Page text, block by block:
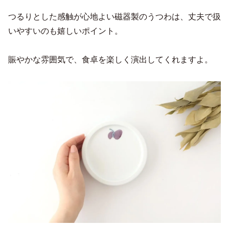
つるりとした感触が心地よい磁器製のうつわは、丈夫で扱
いやすいのも嬉しいポイント。
賑やかな雰囲気で、食卓を楽しく演出してくれますよ。